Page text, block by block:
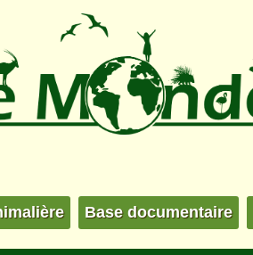
Base documentaire